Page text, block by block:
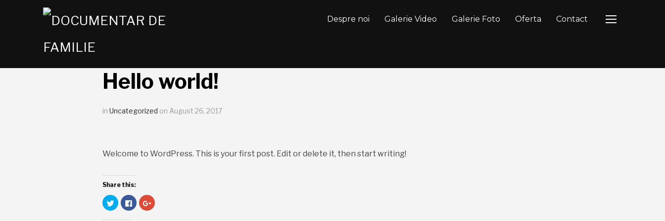
TOGGLE
Despre noi Galerie Video Galerie Foto Oferta Contact
Hello world!
in Uncategorized on August 26, 2017
Welcome to WordPress. This is your first post. Edit or delete it, then start writing!
Share this:
Click
to
share
Click
to
share
Click
to